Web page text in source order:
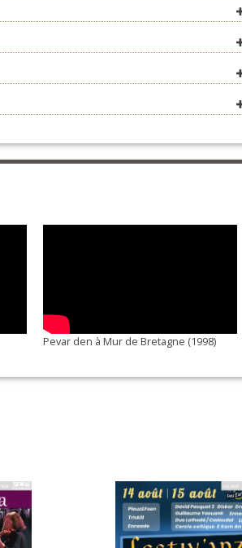
Pevar den à Mur de Bretagne (1998)